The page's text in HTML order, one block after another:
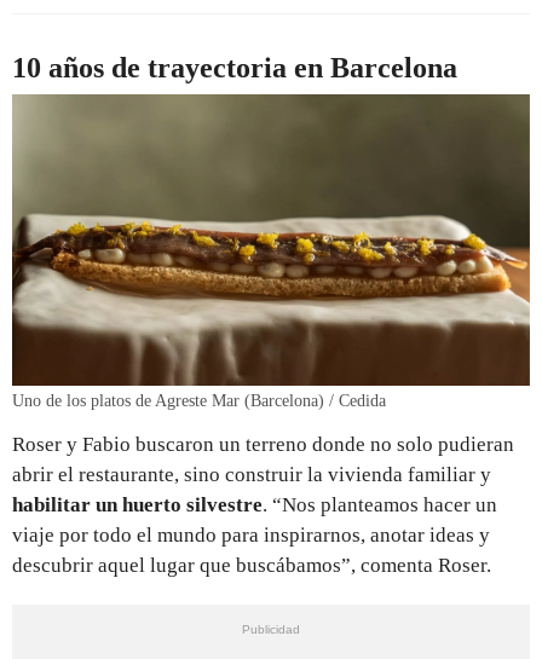
10 años de trayectoria en Barcelona
Uno de los platos de Agreste Mar (Barcelona) / Cedida
Roser y Fabio buscaron un terreno donde no solo pudieran
abrir el restaurante, sino construir la vivienda familiar y
habilitar un huerto silvestre. “Nos planteamos hacer un
viaje por todo el mundo para inspirarnos, anotar ideas y
descubrir aquel lugar que buscábamos”, comenta Roser.